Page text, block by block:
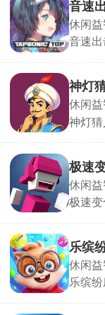
驶数十
独立加
色性
音速
休闲益
音速
内容，
观背
战，非
成关
神灯
休闲益
神灯
世界中
始对
是，几
了最
极速
休闲益
极速
注于操
角色自
制跳跃
下平
乐缤
休闲益
乐缤